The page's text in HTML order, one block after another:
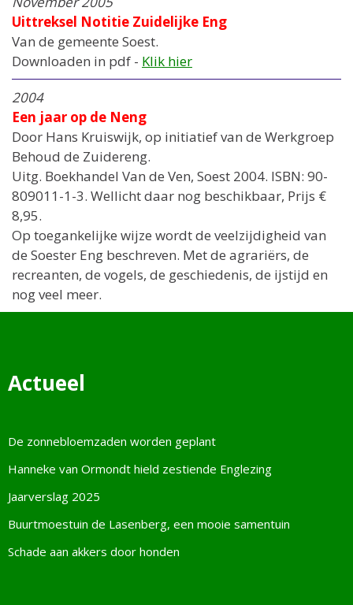
Uittreksel Notitie Zuidelijke Eng
Van de gemeente Soest.
Downloaden in pdf - Klik hier
2004
Een jaar op de Neng
Door Hans Kruiswijk, op initiatief van de Werkgroep
Behoud de Zuidereng.
Uitg. Boekhandel Van de Ven, Soest 2004. ISBN: 90-
809011-1-3. Wellicht daar nog beschikbaar, Prijs €
8,95.
Op toegankelijke wijze wordt de veelzijdigheid van
de Soester Eng beschreven. Met de agrariërs, de
recreanten, de vogels, de geschiedenis, de ijstijd en
nog veel meer.
Actueel
De zonnebloemzaden worden geplant
Hanneke van Ormondt hield zestiende Englezing
Jaarverslag 2025
Buurtmoestuin de Lasenberg, een mooie samentuin
Schade aan akkers door honden